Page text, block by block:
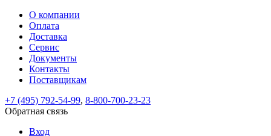
ВходРегистрация
Только
test@example.com
отправлена
по
ней
для
регистрации.
Только
Восстановление
пароля
Заполните
форму.
Мы
отправим
ссылку
На
вашу
test@test.ru
отправлена
ссылка.
Введите
новый
пароль
Пароль
успешно
Обратная
связь
Ваше
сообщение
успешно
О компании
Оплата
Доставка
Сервис
Документы
Контакты
Поставщикам
+7 (495) 792-54-99, 8-800-700-23-23
Обратная связь
Вход